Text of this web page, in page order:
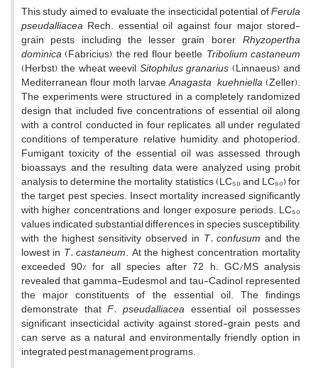
This study aimed to evaluate the insecticidal potential ofFerula
pseudalliacea Rech. essential oil against four major stored-
grain pests including the lesser grain borer, Rhyzopertha
dominica(Fabricius), the red flour beetle, Triboliumcastaneum
(Herbst), the wheat weevil,Sitophilus granarius(Linnaeus), and
Mediterranean flour moth larvae,Anagasta kuehniella(Zeller).
The experiments were structured in a completely randomized
design that included five concentrations of essential oil along
with a control, conducted in four replicates, all under regulated
conditions of temperature, relative humidity, and photoperiod.
Fumigant toxicity of the essential oil was assessed through
bioassays, and the resulting data were analyzed using probit
analysis to determine the mortality statistics (LC₅₀ and LC₉₀) for
the target pest species. Insect mortality increased significantly
with higher concentrations and longer exposure periods. LC₅₀
values indicated substantial differences in species susceptibility,
with the highest sensitivity observed in T. confusum and the
lowest in T. castaneum. At the highest concentration, mortality
exceeded 90% for all species after 72 h. GC/MS analysis
revealed that gamma-Eudesmol and tau-Cadinol represented
the major constituents of the essential oil. The findings
demonstrate thatF. pseudalliacea essential oil possesses
significant insecticidal activity against stored-grain pests and
can serve as a natural and environmentally friendly option in
integrated pest management programs.